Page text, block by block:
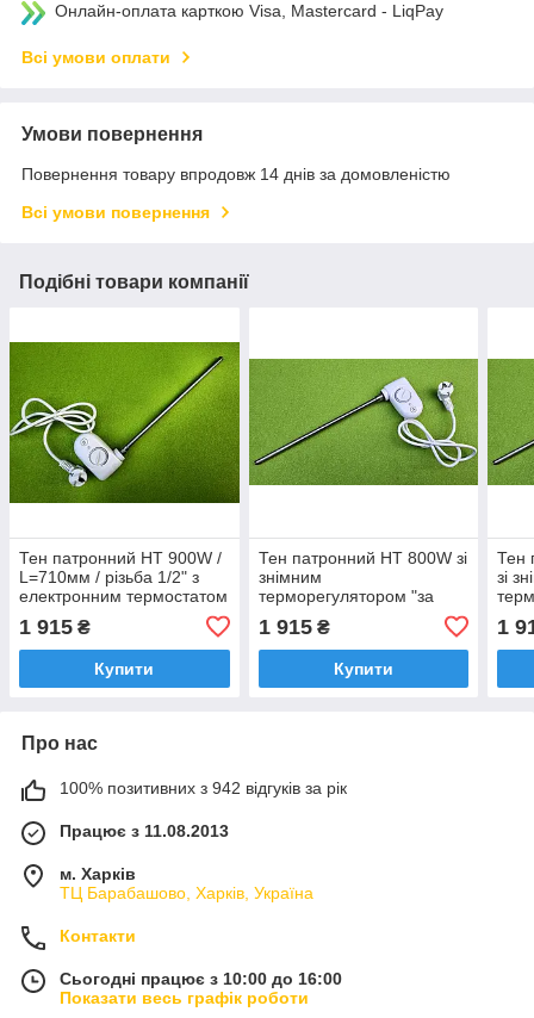
Онлайн-оплата карткою Visa, Mastercard - LiqPay
Всі умови оплати
Умови повернення
Повернення товару впродовж 14 днів за домовленістю
Всі умови повернення
Подібні товари компанії
Тен патронний HT 900W /
L=710мм / різьба 1/2" з
електронним термостатом
радіаторів,
рушникосушарок (Італія)
1 915 ₴
Купити
Тен патронний HT 800W зі
знімним
терморегулятором "за
різьба 1/2" до радіаторів,
рушникосушарок (Італія)
1 915₴
Купити
Тен
зі
1
Про нас
100% позитивних з 942 відгуків за рік
Працює з 11.08.2013
м. Харків
ТЦ Барабашово, Харків, Україна
Контакти
Сьогодні працює з 10:00 до 16:00
Показати весь графік роботи